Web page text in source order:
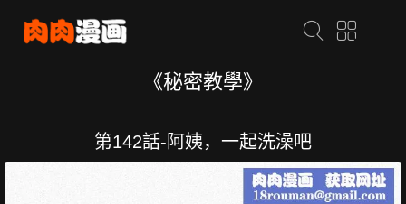
《秘密教學》
第142話-阿姨，一起洗澡吧